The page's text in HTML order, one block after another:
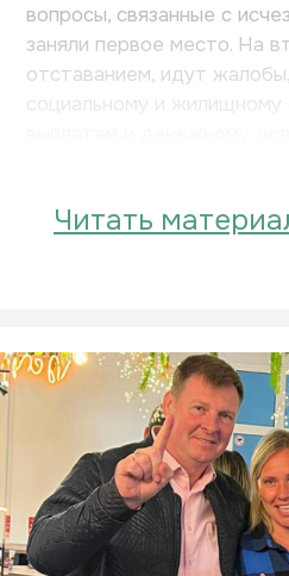
вопросы, связанные с
заняли первое место. На
отставанием, идут
социальному и жилищному
Читать